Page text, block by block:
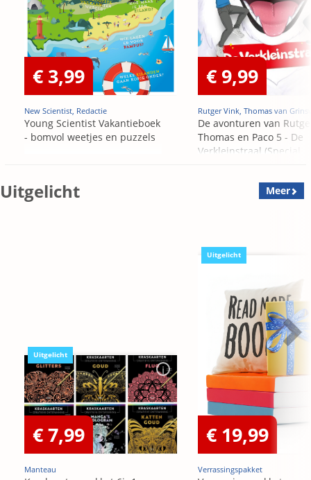
€ 3,99
New Scientist, Redactie
Young Scientist Vakantieboek
- bomvol weetjes en puzzels
€ 9,99
Rutger Vink, Thomas van
De avonturen van
Thomas en Paco 5 - De
Verkleinstraal (Special
Uitgelicht Meer
Uitgelicht
€ 7,99
Manteau
Uitgelicht
€ 19,99
Verrassingspakket